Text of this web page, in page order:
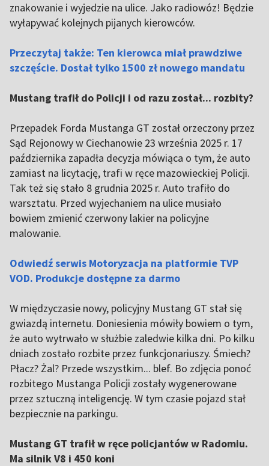
znakowanie i wyjedzie na ulice. Jako radiowóz! Będzie
wyłapywać kolejnych pijanych kierowców.
Przeczytaj także: Ten kierowca miał prawdziwe
szczęście. Dostał tylko 1500 zł nowego mandatu
Mustang trafił do Policji i od razu został... rozbity?
Przepadek Forda Mustanga GT został orzeczony przez
Sąd Rejonowy w Ciechanowie 23 września 2025 r. 17
października zapadła decyzja mówiąca o tym, że auto
zamiast na licytację, trafi w ręce mazowieckiej Policji.
Tak też się stało 8 grudnia 2025 r. Auto trafiło do
warsztatu. Przed wyjechaniem na ulice musiało
bowiem zmienić czerwony lakier na policyjne
malowanie.
Odwiedź serwis Motoryzacja na platformie TVP
VOD. Produkcje dostępne za darmo
W międzyczasie nowy, policyjny Mustang GT stał się
gwiazdą internetu. Doniesienia mówiły bowiem o tym,
że auto wytrwało w służbie zaledwie kilka dni. Po kilku
dniach zostało rozbite przez funkcjonariuszy. Śmiech?
Płacz? Żal? Przede wszystkim... blef. Bo zdjęcia ponoć
rozbitego Mustanga Policji zostały wygenerowane
przez sztuczną inteligencję. W tym czasie pojazd stał
bezpiecznie na parkingu.
Mustang GT trafił w ręce policjantów w Radomiu.
Ma silnik V8 i 450 koni